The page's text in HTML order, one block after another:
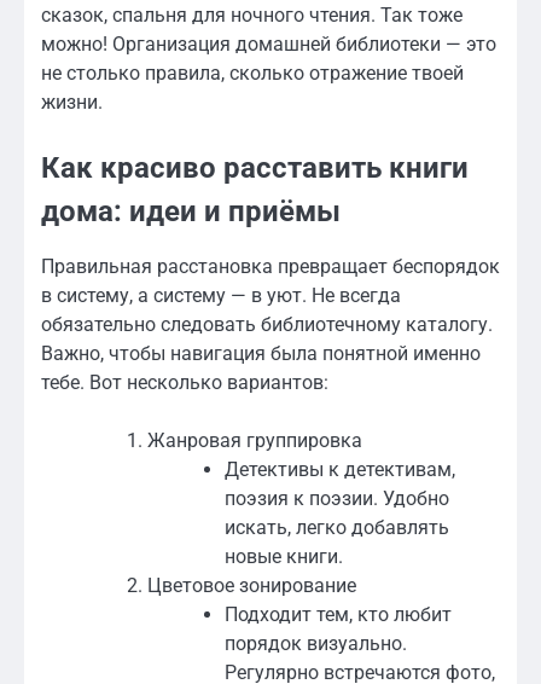
сказок, спальня для ночного чтения. Так тоже
можно! Организация домашней библиотеки — это
не столько правила, сколько отражение твоей
жизни.
Как красиво расставить книги
дома: идеи и приёмы
Правильная расстановка превращает беспорядок
в систему, а систему — в уют. Не всегда
обязательно следовать библиотечному каталогу.
Важно, чтобы навигация была понятной именно
тебе. Вот несколько вариантов:
Жанровая группировка
Детективы к детективам,
поэзия к поэзии. Удобно
искать, легко добавлять
новые книги.
Цветовое зонирование
Подходит тем, кто любит
порядок визуально.
Регулярно встречаются фото,